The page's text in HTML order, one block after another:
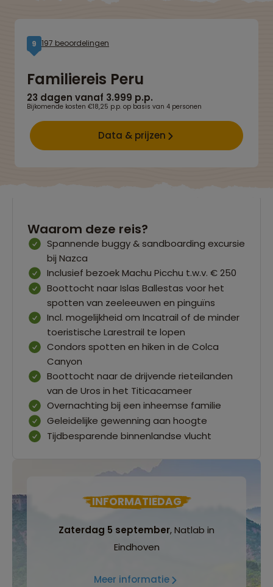
9 197 beoordelingen
Familiereis Peru
23 dagen vanaf 3.999 p.p.
Bijkomende kosten €18,25 p.p. op basis van 4 personen
Data & prijzen
Waarom deze reis?
Spannende buggy & sandboarding excursie
bij Nazca
Inclusief bezoek Machu Picchu t.w.v. € 250
Boottocht naar Islas Ballestas voor het
spotten van zeeleeuwen en pinguïns
Incl. mogelijkheid om Incatrail of de minder
toeristische Larestrail te lopen
Condors spotten en hiken in de Colca
Canyon
Boottocht naar de drijvende rieteilanden
van de Uros in het Titicacameer
Overnachting bij een inheemse familie
Geleidelijke gewenning aan hoogte
Tijdbesparende binnenlandse vlucht
INFORMATIEDAG
Zaterdag 5 september, Natlab in
Eindhoven
Meer informatie